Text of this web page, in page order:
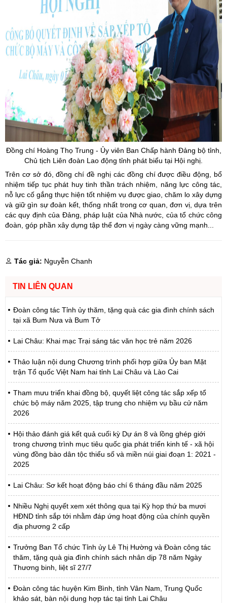
Đồng chí Hoàng Thọ Trung - Ủyviên Ban Chấp hành Đảng bộ tỉnh,
Chủ tịch Liên đoàn Lao động tỉnh phát biểu tại Hội nghị.
Trên cơ sở đó, đồng chí đề nghị các đồng chí được điều động, bổ
nhiệm tiếp tục phát huy tinh thần trách nhiệm, năng lực công tác,
nỗ lực cố gắng thực hiện tốt nhiệm vụ được giao, chăm lo xây dựng
và giữ gìn sự đoàn kết, thống nhất trong cơ quan, đơn vị, dựa trên
các quy định của Đảng, pháp luật của Nhà nước, của tổ chức công
đoàn, góp phần xây dựng tập thể đơn vị ngày càng vững mạnh...
Tác giả: Nguyễn Chanh
TIN LIÊN QUAN
Đoàn công tác Tỉnh ủy thăm, tặng quà các gia đình chính sách
tại xã Bum Nưa và Bum Tở
Lai Châu: Khai mạc Trại sáng tác văn học trẻ năm 2026
Thảo luận nội dung Chương trình phối hợp giữa Ủy ban Mặt
trận Tổ quốc Việt Nam hai tỉnh Lai Châu và Lào Cai
Tham mưu triển khai đồng bộ, quyết liệt công tác sắp xếp tổ
chức bộ máy năm 2025, tập trung cho nhiệm vụ bầu cử năm
2026
Hội thảo đánh giá kết quả cuối kỳ Dự án 8 và lồng ghép giới
trong chương trình mục tiêu quốc gia phát triển kinh tế - xã hội
vùng đồng bào dân tộc thiểu số và miền núi giai đoạn 1: 2021 -
2025
Lai Châu: Sơ kết hoạt động báo chí 6 tháng đầu năm 2025
Nhiều Nghị quyết xem xét thông qua tại Kỳ họp thứ ba mươi
HĐND tỉnh sắp tới nhằm đáp ứng hoạt động của chính quyền
địa phương 2 cấp
Trưởng Ban Tổ chức Tỉnh ủy Lê Thị Hường và Đoàn công tác
thăm, tặng quà gia đình chính sách nhân dịp 78 năm Ngày
Thương binh, liệt sĩ 27/7
Đoàn công tác huyện Kim Bình, tỉnh Vân Nam, Trung Quốc
khảo sát, bàn nội dung hợp tác tại tỉnh Lai Châu